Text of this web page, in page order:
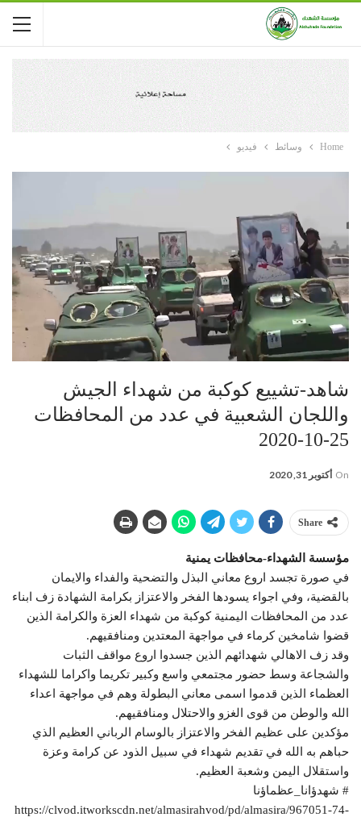
Home وسائط فيديو
شاهد-تشييع كوكبة من شهداء الجيش
واللجان الشعبية في عدد من المحافظات
25-10-2020
On أكتوبر 31, 2020
Share
مؤسسة الشهداء-محافظات يمنية
في صورة تجسد اروع معاني البذل والتضحية والفداء والايمان
بالقضية، وفي اجواء يسودها الفخر والاعتزاز بكرامة الشهادة زف ابناء
عدد من المحافظات اليمنية كوكبة من شهداء العزة والكرامة الذين
قضوا شامخين كرماء في مواجهة المعتدين ومنافقيهم.
وقد زف الاهالي شهدائهم الذين جسدوا اروع مواقف الثبات
والشجاعة وسط حضور مجتمعي واسع وكبير تكريما واكراما للشهداء
العظماء الذين قدموا اسمی معاني البطولة وهم في مواجهة اعداء
الله والوطن من قوى الغزو والاحتلال ومنافقيهم.
مؤكدين على عظيم الفخر والاعتزاز بالوسام الرباني العظيم الذي
حباهم به الله في تقديم شهداء في سبيل الذود عن كرامة وعزة
واستقلال اليمن وشعبة العظيم.
# شهدؤانا_عظماؤنا
https://clvod.itworkscdn.net/almasirahvod/pd/almasira/967051-74-